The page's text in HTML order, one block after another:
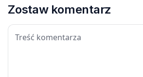
Zostaw komentarz